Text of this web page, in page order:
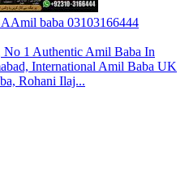
baba 03103166444
1 Authentic Amil Baba In
International Amil Baba UK
Rohani Ilaj...